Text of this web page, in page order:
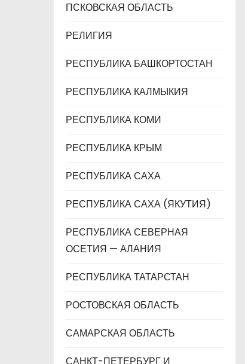
ПСКОВСКАЯ ОБЛАСТЬ
РЕЛИГИЯ
РЕСПУБЛИКА БАШКОРТОСТАН
РЕСПУБЛИКА КАЛМЫКИЯ
РЕСПУБЛИКА КОМИ
РЕСПУБЛИКА КРЫМ
РЕСПУБЛИКА САХА
РЕСПУБЛИКА САХА (ЯКУТИЯ)
РЕСПУБЛИКА СЕВЕРНАЯ
ОСЕТИЯ — АЛАНИЯ
РЕСПУБЛИКА ТАТАРСТАН
РОСТОВСКАЯ ОБЛАСТЬ
САМАРСКАЯ ОБЛАСТЬ